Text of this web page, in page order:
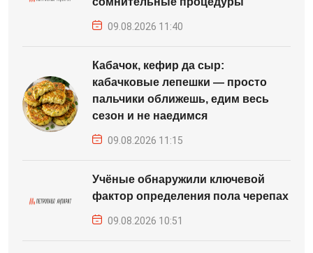
09.08.2026 11:40
Кабачок, кефир да сыр:
кабачковые лепешки — просто
пальчики оближешь, едим весь
сезон и не наедимся
09.08.2026 11:15
Учёные обнаружили ключевой
фактор определения пола черепах
09.08.2026 10:51